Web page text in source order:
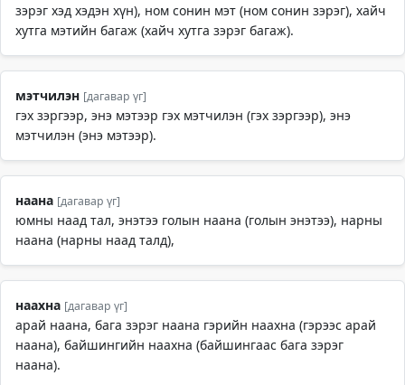
зэрэг хэд хэдэн хүн), ном сонин мэт (ном сонин зэрэг), хайч
хутга мэтийн багаж (хайч хутга зэрэг багаж).
мэтчилэн [дагавар үг]
гэх зэргээр, энэ мэтээр гэх мэтчилэн (гэх зэргээр), энэ
мэтчилэн (энэ мэтээр).
наана [дагавар үг]
юмны наад тал, энэтээ голын наана (голын энэтээ), нарны
наана (нарны наад талд),
наахна [дагавар үг]
арай наана, бага зэрэг наана гэрийн наахна (гэрээс арай
наана), байшингийн наахна (байшингаас бага зэрэг
наана).